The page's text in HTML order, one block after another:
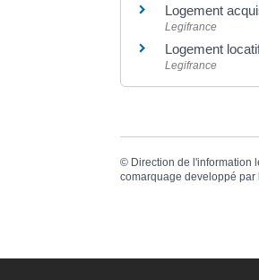
Logement
Legifrance
Logement
Legifrance
© Direction de l'information
comarquage developpé par